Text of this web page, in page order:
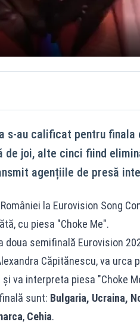
s-au calificat pentru finala
de joi, alte cinci fiind
agențiile de presă
la Eurovision Song
cu piesa "Choke Me".
semifinală Eurovision
Căpitănescu, va urca
va interpreta piesa "Choke
sunt: Bulgaria, Ucraina,
, Cehia.